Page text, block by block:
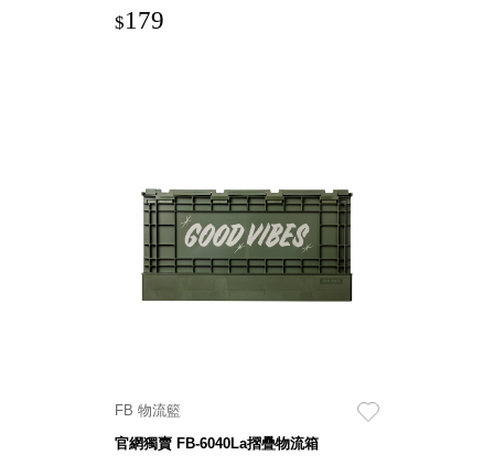
$179
FB 物流籃
官網獨賣 FB-6040La摺疊物流箱